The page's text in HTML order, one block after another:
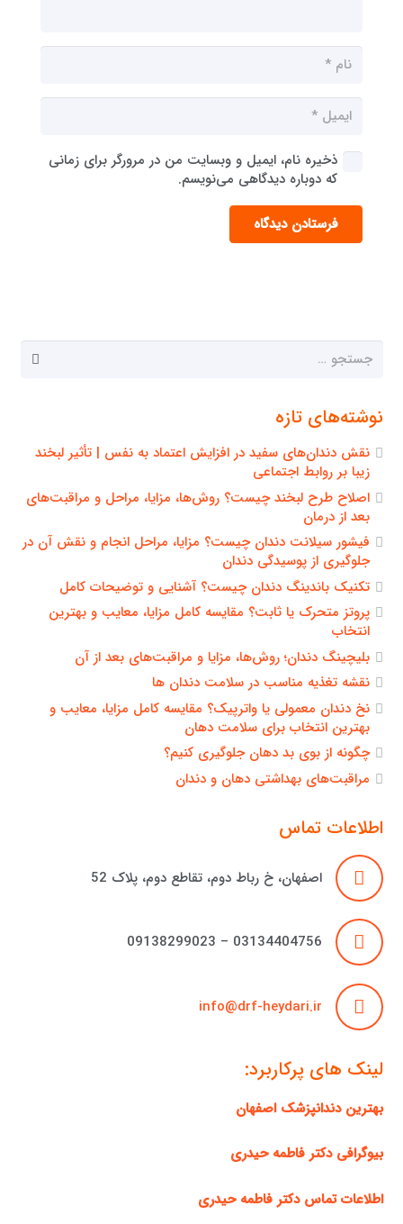
ذخیره نام، ایمیل و وبسایت من در مرورگر برای زمانی
که دوباره دیدگاهی می‌نویسم.
فرستادن دیدگاه
جستجو
نوشته‌های تازه
نقش دندان‌های سفید در افزایش اعتماد به نفس | تأثیر لبخند
زیبا بر روابط اجتماعی
اصلاح طرح لبخند چیست؟ روش‌ها، مزایا، مراحل و مراقبت‌های
بعد از درمان
فیشور سیلانت دندان چیست؟ مزایا، مراحل انجام و نقش آن در
جلوگیری از پوسیدگی دندان
تکنیک باندینگ دندان چیست؟ آشنایی و توضیحات کامل
پروتز متحرک یا ثابت؟ مقایسه کامل مزایا، معایب و بهترین
انتخاب
بلیچینگ دندان؛ روش‌ها، مزایا و مراقبت‌های بعد از آن
نقشه تغذیه مناسب در سلامت دندان ها
نخ دندان معمولی یا واترپیک؟ مقایسه کامل مزایا، معایب و
بهترین انتخاب برای سلامت دهان
چگونه از بوی بد دهان جلوگیری کنیم؟
مراقبت‌های بهداشتی دهان و دندان
اطلاعات تماس
اصفهان، خ رباط دوم، تقاطع دوم، پلاک 52
03134404756 – 09138299023
info@drf-heydari.ir
لینک های پرکاربرد:
بهترین دندانپزشک اصفهان
بیوگرافی دکتر فاطمه حیدری
اطلاعات تماس دکتر فاطمه حیدری